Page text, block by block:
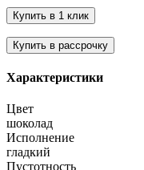
Характеристики
Цвет
шоколад
Исполнение
гладкий
Пустотность